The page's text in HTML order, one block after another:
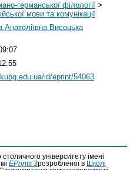
германської філології >
мови та комунікації
Анатоліївна Висоцька
id/eprint/54063
столичного університету імені
EPrints 3розробленої в
Школі